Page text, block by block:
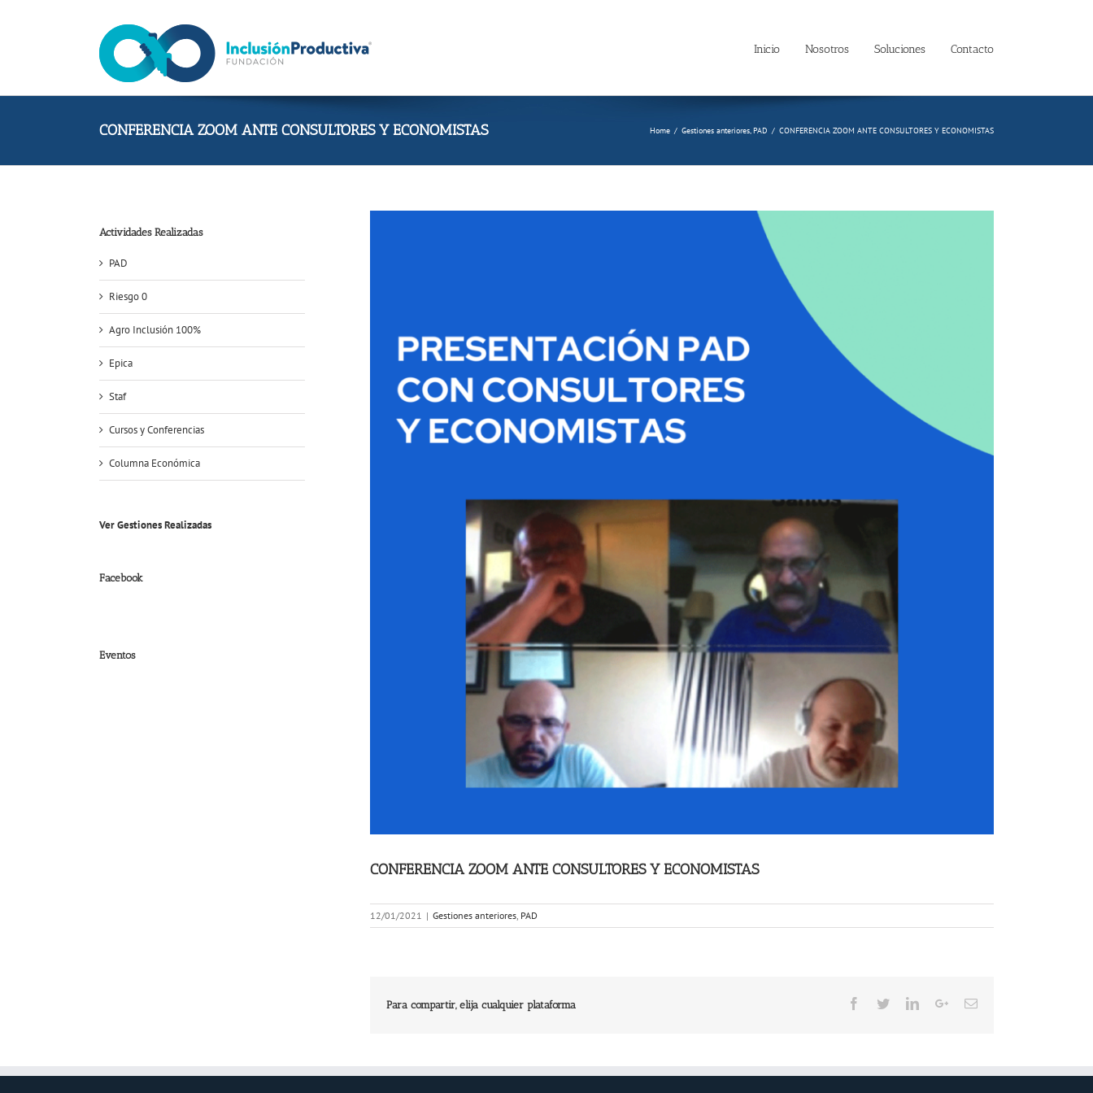
Inicio Nosotros Soluciones Contacto
CONFERENCIA ZOOM ANTE CONSULTORES Y ECONOMISTAS Home / Gestiones anteriores,PAD / CONFERENCIA ZOOM ANTE CONSULTORES Y ECONOMISTAS
CONFERENCIA ZOOM ANTE CONSULTORES Y ECONOMISTAS
12/01/2021 | Gestiones anteriores, PAD
Para compartir, elija cualquier plataforma Facebook
TwitterLinkedInGoogle+Email
Actividades Realizadas
PAD
Riesgo 0
Agro Inclusión 100%
Epica
Staf
Cursos y Conferencias
Columna Económica
Ver Gestiones Realizadas
Facebook
Eventos